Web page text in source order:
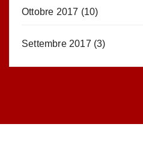
Ottobre 2017 (10)
Settembre 2017 (3)